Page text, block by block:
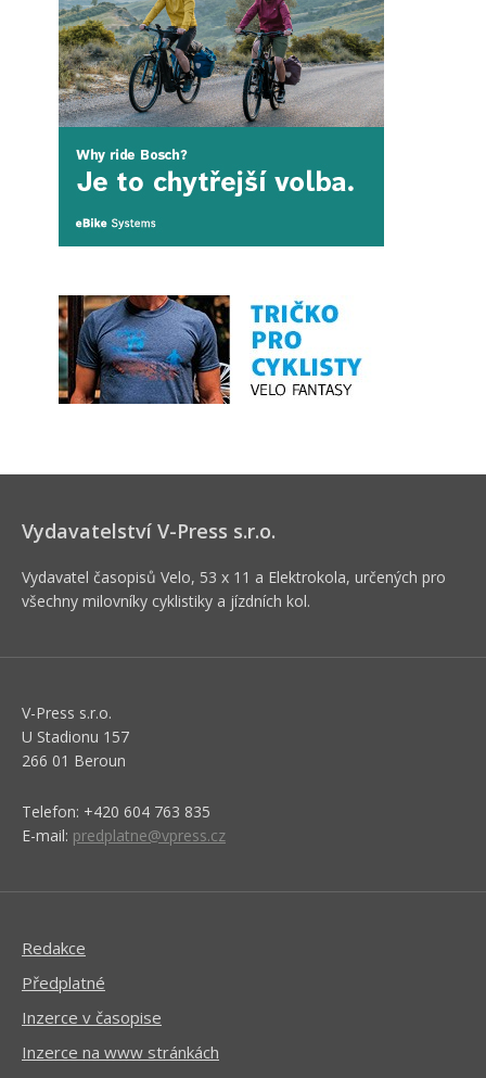
Vydavatelství V-Press s.r.o.
Vydavatel časopisů Velo, 53 x 11 a Elektrokola, určených pro
všechny milovníky cyklistiky a jízdních kol.
V-Press s.r.o.
U Stadionu 157
266 01 Beroun
Telefon: +420 604 763 835
E-mail: predplatne@vpress.cz
Redakce
Předplatné
Inzerce v časopise
Inzerce na www stránkách